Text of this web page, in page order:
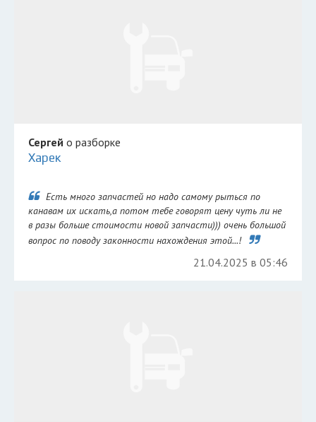
Сергей о разборке
Харек
Есть много запчастей но надо самому рыться по
канавам их искать,а потом тебе говорят цену чуть ли не
в разы больше стоимости новой запчасти))) очень большой
вопрос по поводу законности нахождения этой...!
21.04.2025 в 05:46